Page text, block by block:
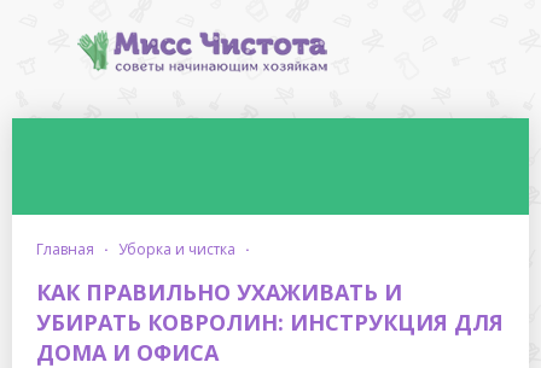
главная · уборка и чистка ·
КАК ПРАВИЛЬНО УХАЖИВАТЬ И
УБИРАТЬ КОВРОЛИН: ИНСТРУКЦИЯ ДЛЯ
ДОМА И ОФИСА